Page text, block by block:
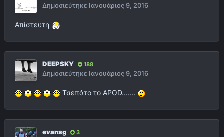
Δημοσιεύτηκε Ιανουάριος 9, 2016
Απίστευτη
DEEPSKY 188
Δημοσιεύτηκε Ιανουάριος 9, 2016
Τσεπάτο το APOD.......
evansg 3